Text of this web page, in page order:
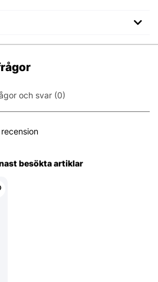
och svar (0)
besökta artiklar